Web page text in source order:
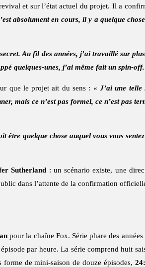
et sur l’état actuel du projet. Il a
absolument en cours, il y a quelque
Au fil des années, j’ai travaillé sur
quelques-unes, j’ai même fait un spin-off.
que le projet ait du sens : «J’ai une telle
mais ce n’est pas formel, ce n’est pas
être quelque chose auquel vous vous
Sutherland : un scénario existe, une
dans l’attente de la confirmation
pour la chaîne Fox. Série phare des
par heure. La série comprend huit
de mini-saison de douze épisodes,